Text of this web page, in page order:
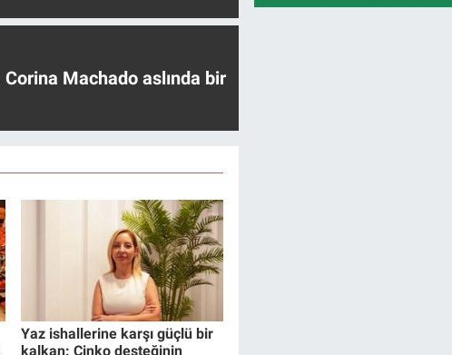
Machado aslında bir
Yaz ishallerine karşı güçlü bir
kalkan: Çinko desteğinin